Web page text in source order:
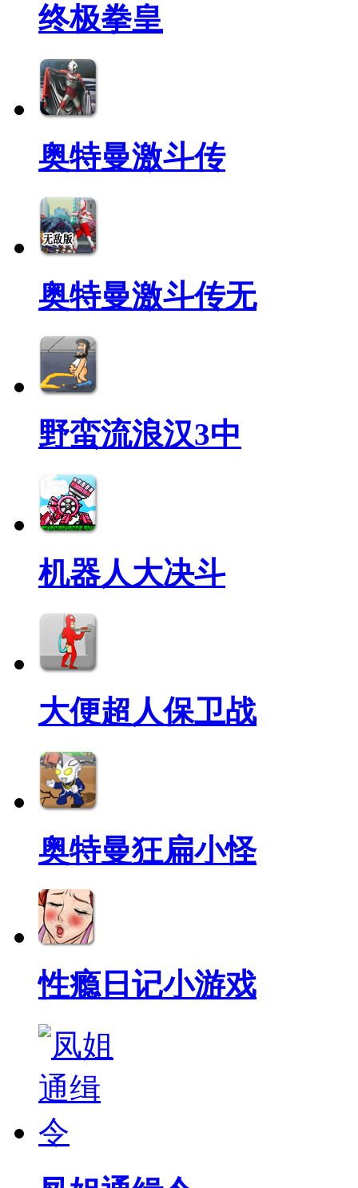
终极拳皇
奥特曼激斗传
奥特曼激斗传无
野蛮流浪汉3中
机器人大决斗
大便超人保卫战
奥特曼狂扁小怪
性瘾日记小游戏